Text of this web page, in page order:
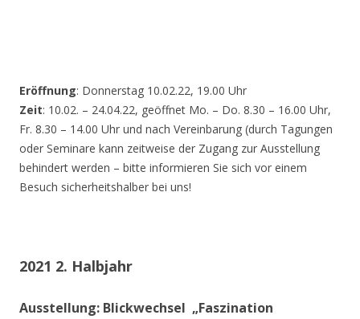
Eröffnung: Donnerstag 10.02.22, 19.00 Uhr
Zeit: 10.02. – 24.04.22, geöffnet Mo. – Do. 8.30 – 16.00 Uhr,
Fr. 8.30 – 14.00 Uhr und nach Vereinbarung (durch Tagungen
oder Seminare kann zeitweise der Zugang zur Ausstellung
behindert werden – bitte informieren Sie sich vor einem
Besuch sicherheitshalber bei uns!
2021 2. Halbjahr
Ausstellung: Blickwechsel „Faszination